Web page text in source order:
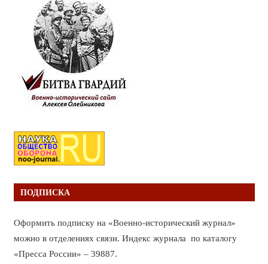
ПОДПИСКА
Оформить подписку на «Военно-исторический журнал»
можно в отделениях связи. Индекс журнала по каталогу
«Пресса России» – 39887.